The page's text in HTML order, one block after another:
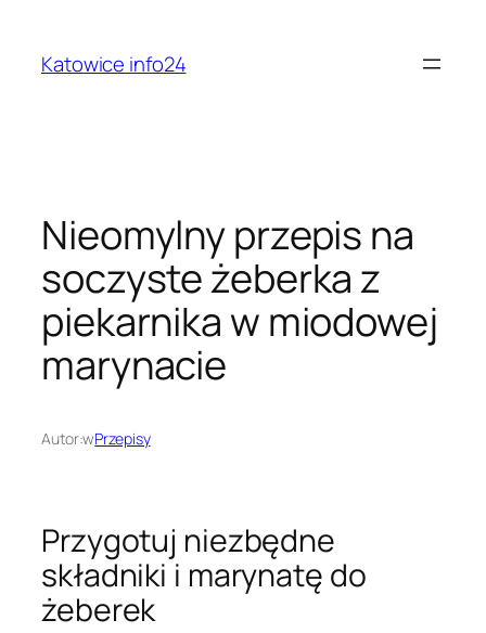
treściKatowice info24
Nieomylny przepis na
soczyste żeberka z
piekarnika w miodowej
marynacie
Autor:wPrzepisy
Przygotuj niezbędne
składniki i marynatę do
żeberek